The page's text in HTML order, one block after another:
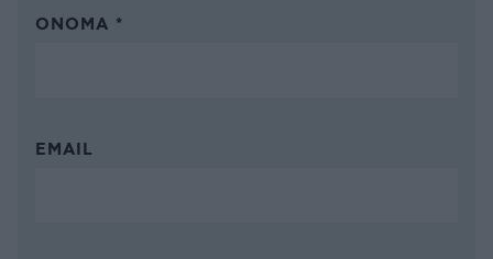
ΌΝΟΜΑ *
EMAIL